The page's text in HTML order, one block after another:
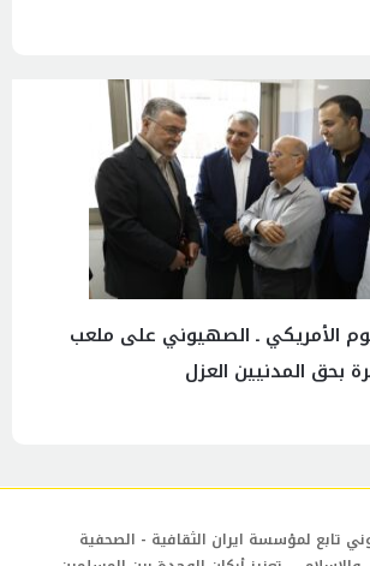
الأمريكي ـ الصهيوني على ملعب
بحق المدنيين العزل
تابع لمؤسسة ايران الثقافية - الصحفية